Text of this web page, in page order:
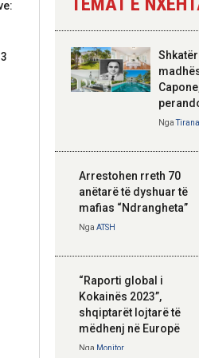
Hoxha
zyrtarë
DASH:
Nga
Arrestohen rreth 70
anëtarë të dyshuar të
mafias “Ndrangheta”
Nga ATSH
“Raporti global i
Kokainës 2023”,
shqiptarët lojtarë të
mëdhenj në Europë
Nga Monitor